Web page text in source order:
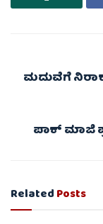
ಮದುವೆಗೆ
ಪಾಕ್ ಮಾಜಿ
RelatedPosts